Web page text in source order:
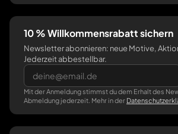
10 % Willkommensrabatt sichern
Newsletter abonnieren: neue Motive,
Jederzeit abbestellbar.
Mit der Anmeldung stimmst du dem Erhalt des
Abmeldung jederzeit. Mehr in der